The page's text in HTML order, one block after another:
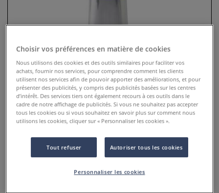
Base gel
0 Commentaires
Ce gel en tube accentue la texture onctueuse de la peinture
Choisir vos préférences en matière de cookies
Nous utilisons des cookies et des outils similaires pour faciliter vos
achats, fournir nos services, pour comprendre comment les clients
utilisent nos services afin de pouvoir apporter des améliorations, et pour
présenter des publicités, y compris des publicités basées sur les centres
d’intérêt. Des services tiers ont également recours à ces outils dans le
cadre de notre affichage de publicités. Si vous ne souhaitez pas accepter
tous les cookies ou si vous souhaitez en savoir plus sur comment nous
utilisons les cookies, cliquer sur « Personnaliser les cookies ».
Tout refuser Autoriser tous les cookies
Personnaliser les cookies